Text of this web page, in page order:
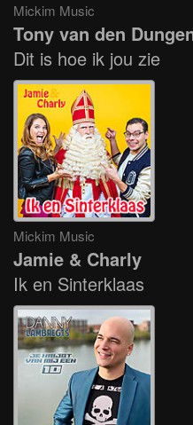
Mickim Music
Tony van den
Dit is hoe ik jou zie
Mickim Music
Jamie & Charly
Ik en Sinterklaas